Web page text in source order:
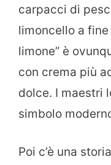
carpacci di
limoncello a fine
limone” è
con crema più
dolce. I maestri
simbolo
Poi c’è una